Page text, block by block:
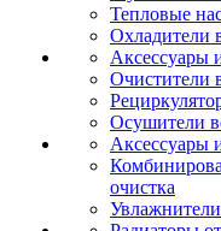
Тепловые
Охладители
Аксессуары
Очистители
Осушители
Аксессуары
очистка
Увлажнители